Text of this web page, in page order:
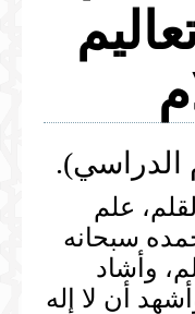
الدراسي).
علم
سبحانه
وأشاد
أن لا إله